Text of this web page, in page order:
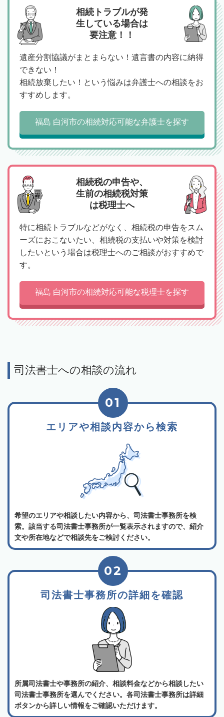
相続トラブルが発
生している場合は
要注意！！
遺産分割協議がまとまらない！遺言書の内容に納得
できない！
相続放棄したい！という悩みは弁護士への相談をお
すすめします。
福島 白河市の相続対応可能な弁護士を探す
相続税の申告や、
生前の相続税対策
は税理士へ
特に相続トラブルなどがなく、相続税の申告をスム
ーズにおこないたい、相続税の支払いや対策を検討
したいという場合は税理士へのご相談がおすすめで
す。
福島 白河市の相続対応可能な税理士を探す
司法書士への相談の流れ
エリアや相談内容から検索
01
希望のエリアや相談したい内容から、司法書士事務所を検
索。該当する司法書士事務所が一覧表示されますので、紹介
文や所在地などで相談先をご検討ください。
司法書士事務所の詳細を確認
02
所属司法書士や事務所の紹介、相談料金などから相談したい
司法書士事務所を選んでください。各司法書士事務所は詳細
ボタンから詳しい情報をご確認いただけます。